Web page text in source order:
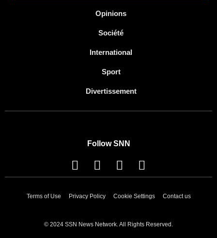
Opinions
Société
International
Sport
Divertissement
Follow SNN
Terms of Use Privacy Policy Cookie Settings Contact us
© 2024 SSN News Network. All Rights Reserved.